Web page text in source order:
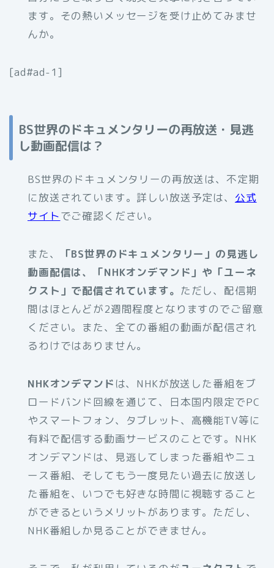
ます。その熱いメッセージを受け止めてみませ
んか。
[ad#ad-1]
BS世界のドキュメンタリーの再放送・見逃
し動画配信は？
BS世界のドキュメンタリーの再放送は、不定期
に放送されています。詳しい放送予定は、 公式
サイトでご確認ください。
また、
「BS世界のドキュメンタリー」の見逃し
動画配信は、「NHKオンデマンド」や「ユーネ
クスト」で配信されています。 ただし、配信期
間はほとんどが2週間程度となりますのでご留意
ください。また、全ての番組の動画が配信され
るわけではありません。
NHKオンデマンド は、NHKが放送した番組をブ
ロードバンド回線を通じて、日本国内限定でPC
やスマートフォン、タブレット、高機能TV等に
有料で配信する動画サービスのことです。NHK
オンデマンドは、見逃してしまった番組やニュ
ース番組、そしてもう一度見たい過去に放送し
た番組を、いつでも好きな時間に視聴すること
ができるというメリットがあります。ただし、
NHK番組しか見ることができません。